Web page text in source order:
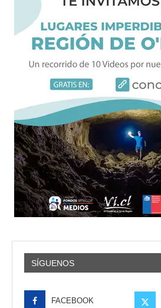
SÍGUENOS
FACEBOOK